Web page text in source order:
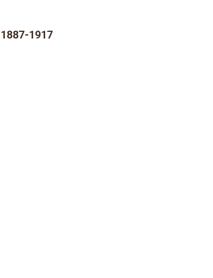
1887-1917